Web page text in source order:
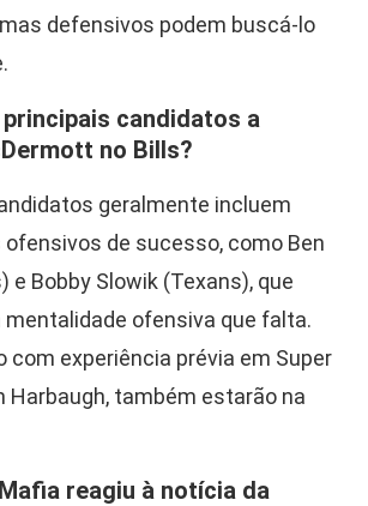
defensivos podem buscá-lo
candidatos a
no Bills?
geralmente incluem
de sucesso, como Ben
e Bobby Slowik (Texans), que
mentalidade ofensiva que falta.
com experiência prévia em Super
Harbaugh, também estarão na
reagiu à notícia da